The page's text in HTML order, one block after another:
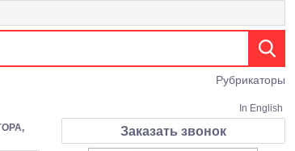
Рубрикаторы
In English
Заказать звонок